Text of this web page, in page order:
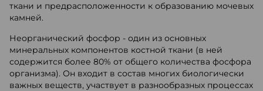
ткани и предрасположенности к образованию мочевых
камней.
Неорганический фосфор - один из основных
минеральных компонентов костной ткани (в ней
содержится более 80% от общего количества фосфора
организма). Он входит в состав многих биологически
важных веществ, участвует в разнообразных процессах